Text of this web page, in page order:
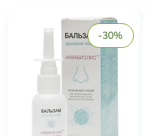
-30%